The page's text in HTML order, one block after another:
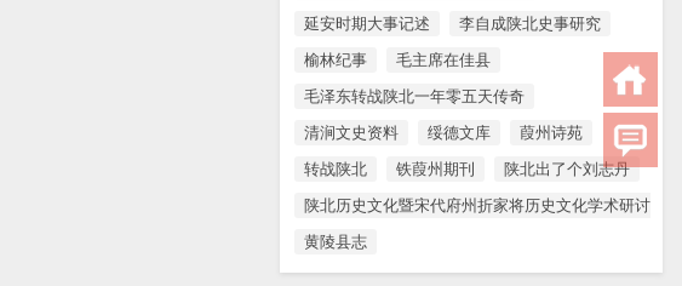
延安时期大事记述
李自成陕北史事研究
榆林纪事
毛主席在佳县
毛泽东转战陕北一年零五天传奇
清涧文史资料
绥德文库
葭州诗苑
转战陕北
铁葭州期刊
陕北出了个刘志丹
陕北历史文化暨宋代府州折家将历史文化学术研讨会
黄陵县志